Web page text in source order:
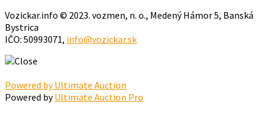
Vozickar.info © 2023. vozmen, n. o., Medený Hámor 5, Banská
Bystrica
IČO: 50993071, info@vozickar.sk
Powered by Ultimate Auction
Powered byUltimate Auction Pro